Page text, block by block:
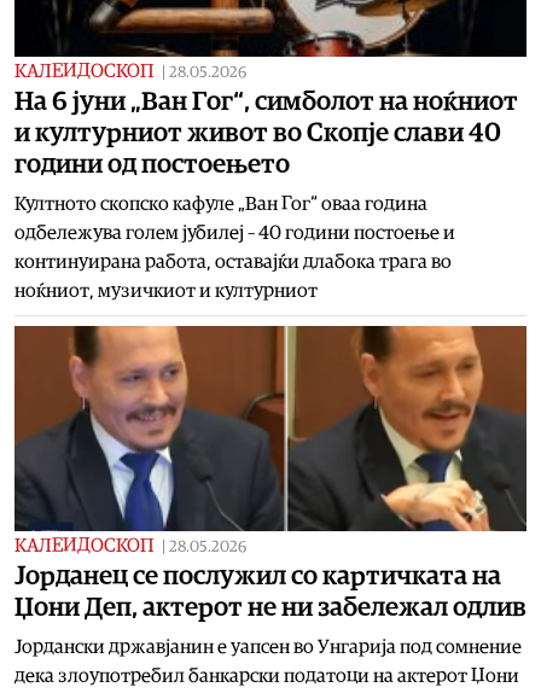
КАЛЕИДОСКОП 28.05.2026
На 6 јуни „Ван Гог“, симболот на ноќниот
и културниот живот во Скопје слави 40
години од постоењето
Култното скопско кафуле „Ван Гог“ оваа година
одбележува голем јубилеј – 40 години постоење и
континуирана работа, оставајќи длабока трага во
ноќниот, музичкиот и културниот
КАЛЕИДОСКОП 28.05.2026
Joрданец се послужил со картичката на
Џони Деп, актерот не ни забележал одлив
Јордански државјанин е уапсен во Унгарија под сомнение
дека злоупотребил банкарски податоци на актерот Џони